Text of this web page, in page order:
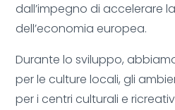
dall’impegno di accelerare
dell’economia europea.
Durante lo sviluppo,
per le culture locali, gli
per i centri culturali e